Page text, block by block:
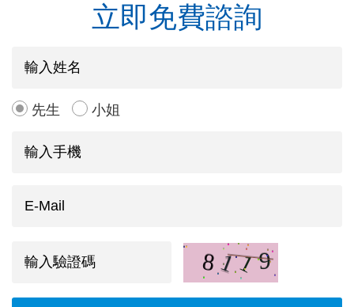
立即免費諮詢
先生 小姐